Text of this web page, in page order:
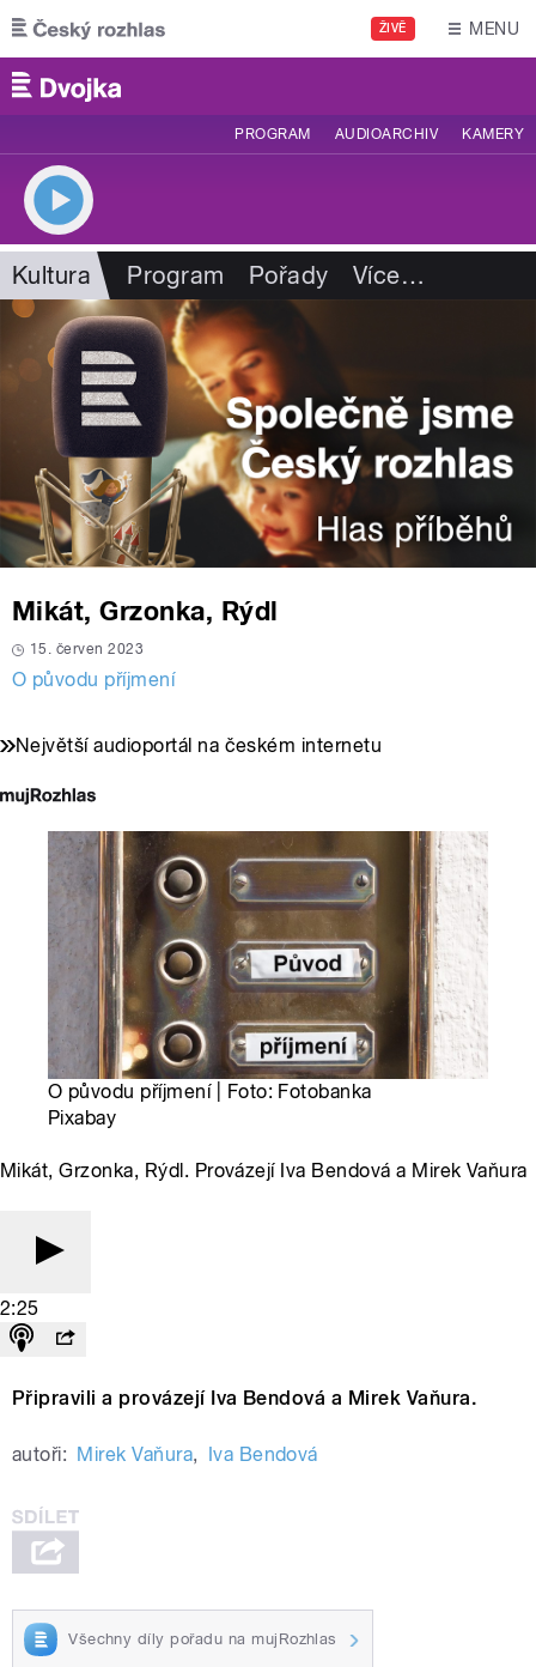
Přejít k hlavnímu obsahu
ŽIVĚ MENU
PROGRAM AUDIOARCHIV KAMERY
Kultura Program Pořady Více…
Mikát, Grzonka, Rýdl
15. červen 2023
O původu příjmení
Největší audioportál na českém internetu
O původu příjmení | Foto: Fotobanka
Pixabay
Mikát, Grzonka, Rýdl. Provázejí Iva Bendová a Mirek Vaňura
2:25
Připravili a provázejí Iva Bendová a Mirek Vaňura.
autoři: Mirek Vaňura, Iva Bendová
Všechny díly pořadu na mujRozhlas